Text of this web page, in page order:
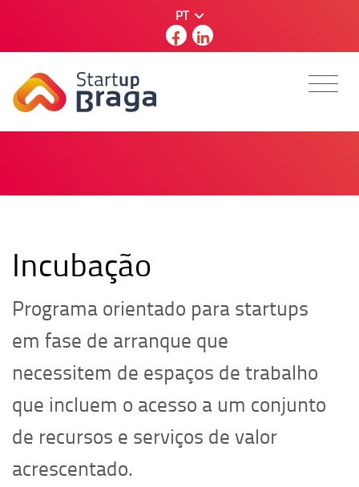
PT
Incubação
Programa orientado para startups
em fase de arranque que
necessitem de espaços de trabalho
que incluem o acesso a um conjunto
de recursos e serviços de valor
acrescentado.